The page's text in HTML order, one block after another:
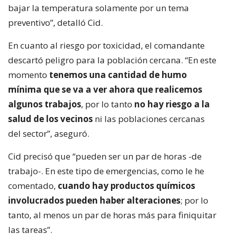
bajar la temperatura solamente por un tema
preventivo”, detalló Cid.
En cuanto al riesgo por toxicidad, el comandante
descartó peligro para la población cercana. “En este
momento tenemos una cantidad de humo
mínima que se va a ver ahora que realicemos
algunos trabajos, por lo tanto no hay riesgo a la
salud de los vecinos ni las poblaciones cercanas
del sector”, aseguró.
Cid precisó que “pueden ser un par de horas -de
trabajo-. En este tipo de emergencias, como le he
comentado, cuando hay productos químicos
involucrados pueden haber alteraciones; por lo
tanto, al menos un par de horas más para finiquitar
las tareas”.